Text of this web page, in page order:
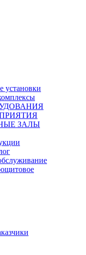
установки
ЗАЛЫ